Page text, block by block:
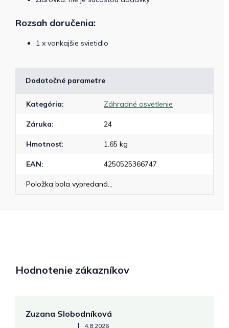
Rozsah doručenia:
1 x vonkajšie svietidlo
Dodatočné parametre
Kategória: Záhradné osvetlenie
Záruka: 24
Hmotnosť: 1.65 kg
EAN: 4250525366747
Položka bola vypredaná…
Hodnotenie zákazníkov
Zuzana Slobodníková
Hodnotenie obchodu je 5 z 5 hviezdičiek.
| 4.8.2026